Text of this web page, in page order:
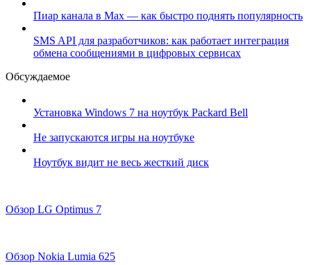
Пиар канала в Max — как быстро поднять популярность
SMS API для разработчиков: как работает интеграция
обмена сообщениями в цифровых сервисах
Обсуждаемое
Установка Windows 7 на ноутбук Packard Bell
Не запускаются игры на ноутбуке
Ноутбук видит не весь жесткий диск
Обзор LG Optimus 7
Обзор Nokia Lumia 625